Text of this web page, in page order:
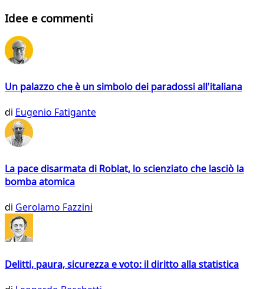
Idee e commenti
Un palazzo che è un simbolo dei paradossi all'italiana
di Eugenio Fatigante
La pace disarmata di Roblat, lo scienziato che lasciò la
bomba atomica
di Gerolamo Fazzini
Delitti, paura, sicurezza e voto: il diritto alla statistica